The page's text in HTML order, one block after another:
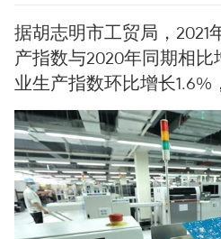
据胡志明市工贸局，2021
产指数与2020年同期相比
业生产指数环比增长1.6%